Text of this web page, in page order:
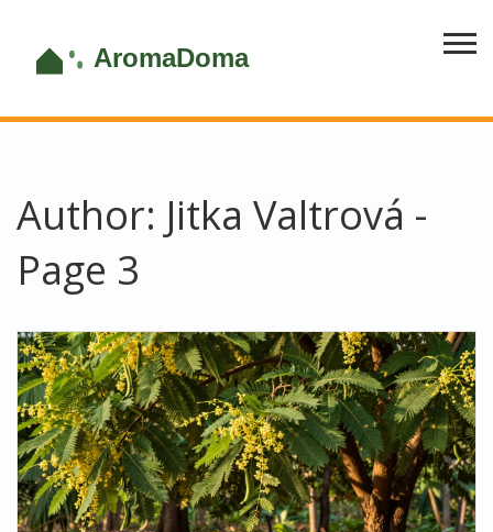
Author: Jitka Valtrová -
Page 3